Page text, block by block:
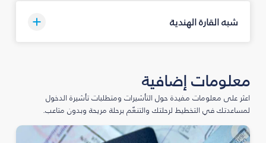
شبه القارة الهندية
معلومات إضافية
اعثر على معلومات مفيدة حول التأشيرات ومتطلبات تأشيرة الدخول
لمساعدتك في التخطيط لرحلتك والتنعّم برحلة مريحة وبدون متاعب.